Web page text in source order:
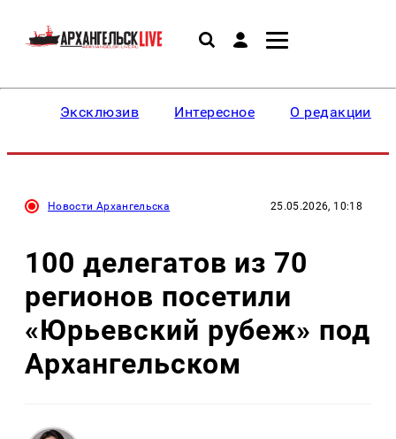
Эксклюзив Интересное О редакции
Новости Архангельска 25.05.2026, 10:18
100 делегатов из 70
регионов посетили
«Юрьевский рубеж» под
Архангельском